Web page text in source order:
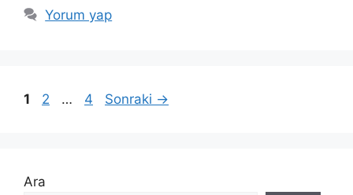
Yorum yap
Sayfa
1 Sayfa
2 … Sayfa
4 Sonraki →
Ara